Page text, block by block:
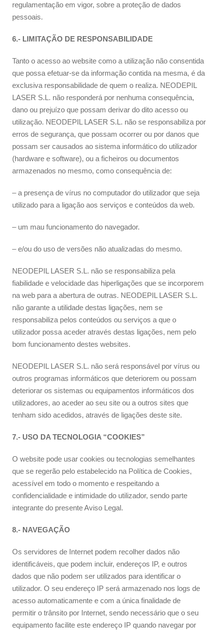
regulamentação em vigor, sobre a proteção de dados
pessoais.
6.- LIMITAÇÃO DE RESPONSABILIDADE
Tanto o acesso ao website como a utilização não consentida
que possa efetuar-se da informação contida na mesma, é da
exclusiva responsabilidade de quem o realiza. NEODEPIL
LASER S.L. não responderá por nenhuma consequência,
dano ou prejuízo que possam derivar do dito acesso ou
utilização. NEODEPIL LASER S.L. não se responsabiliza por
erros de segurança, que possam ocorrer ou por danos que
possam ser causados ao sistema informático do utilizador
(hardware e software), ou a ficheiros ou documentos
armazenados no mesmo, como consequência de:
– a presença de vírus no computador do utilizador que seja
utilizado para a ligação aos serviços e conteúdos da web.
– um mau funcionamento do navegador.
– e/ou do uso de versões não atualizadas do mesmo.
NEODEPIL LASER S.L. não se responsabiliza pela
fiabilidade e velocidade das hiperligações que se incorporem
na web para a abertura de outras. NEODEPIL LASER S.L.
não garante a utilidade destas ligações, nem se
responsabiliza pelos conteúdos ou serviços a que o
utilizador possa aceder através destas ligações, nem pelo
bom funcionamento destes websites.
NEODEPIL LASER S.L. não será responsável por vírus ou
outros programas informáticos que deteriorem ou possam
deteriorar os sistemas ou equipamentos informáticos dos
utilizadores, ao aceder ao seu site ou a outros sites que
tenham sido acedidos, através de ligações deste site.
7.- USO DA TECNOLOGIA “COOKIES”
O website pode usar cookies ou tecnologias semelhantes
que se regerão pelo estabelecido na Política de Cookies,
acessível em todo o momento e respeitando a
confidencialidade e intimidade do utilizador, sendo parte
integrante do presente Aviso Legal.
8.- NAVEGAÇÃO
Os servidores de Internet podem recolher dados não
identificáveis, que podem incluir, endereços IP, e outros
dados que não podem ser utilizados para identificar o
utilizador. O seu endereço IP será armazenado nos logs de
acesso automaticamente e com a única finalidade de
permitir o trânsito por Internet, sendo necessário que o seu
equipamento facilite este endereço IP quando navegar por